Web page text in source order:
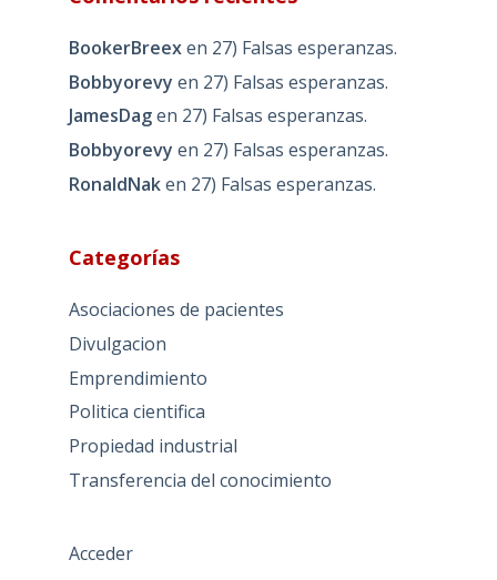
BookerBreexen 27) Falsas esperanzas.
Bobbyorevy en 27) Falsas esperanzas.
JamesDagen 27) Falsas esperanzas.
Bobbyorevy en 27) Falsas esperanzas.
RonaldNaken 27) Falsas esperanzas.
Categorías
Asociaciones de pacientes
Divulgacion
Emprendimiento
Politica cientifica
Propiedad industrial
Transferencia del conocimiento
Acceder